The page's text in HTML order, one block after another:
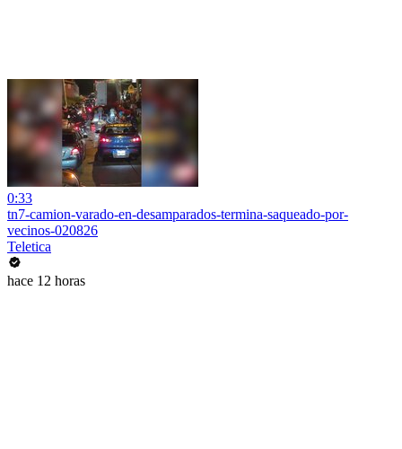
0:33
tn7-camion-varado-en-desamparados-termina-saqueado-por-
vecinos-020826
Teletica
hace 12 horas